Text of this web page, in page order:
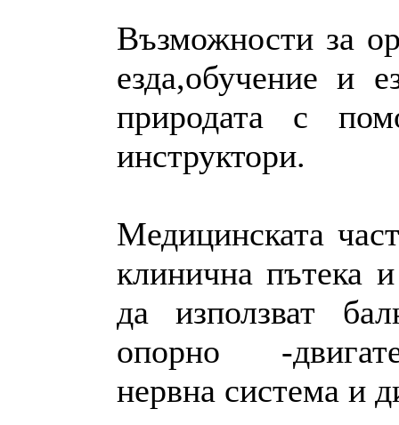
Възможности за
езда,обучение и
природата с
инструктори.
Mедицинската
клинична пътека
да използват
опорно -
нервна система и